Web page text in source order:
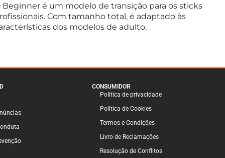
Beginner é um modelo de transição para os sticks
Com tamanho total, é adaptado às
dos modelos de adulto.
CONSUMIDOR
Política de privacidade
Política de Cookies
Termos e Condições
Livro de Reclamações
Resolução de Conflitos